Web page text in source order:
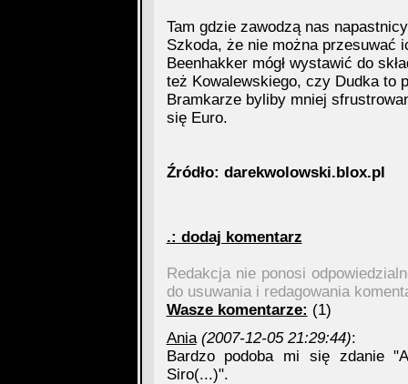
Tam gdzie zawodzą nas
Szkoda, że nie można przesuwać
Beenhakker mógł wystawić do
też Kowalewskiego, czy Dudka to
Bramkarze byliby mniej
się Euro.
Źródło: darekwolowski.blox.pl
.: dodaj komentarz
Redakcja nie ponosi
do usuwania i redagowania
Wasze komentarze: (1)
Ania (2007-12-05 21:29:44):
Bardzo podoba mi się zdanie
Siro(...)".